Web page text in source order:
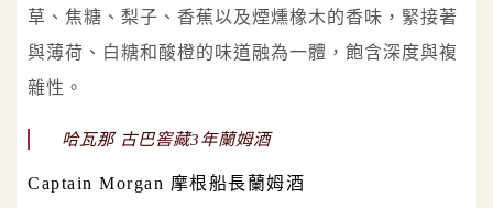
草、焦糖、梨子、香蕉以及煙燻橡木的香味，緊接著
與薄荷、白糖和酸橙的味道融為一體，飽含深度與複
雜性。
哈瓦那 古巴窖藏3年蘭姆酒
Captain Morgan 摩根船長蘭姆酒